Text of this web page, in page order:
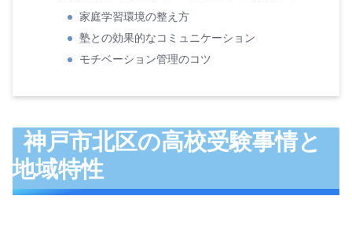
家庭学習環境の整え方
塾との効果的なコミュニケーション
モチベーション管理のコツ
神戸市北区の高校受験事情と
地域特性